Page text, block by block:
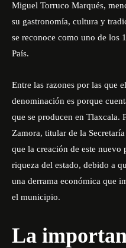
Miguel Torruco Marqués,
su gastronomía, cultura y
se reconoce como uno de los
País.
Entre las razones por las que
denominación es porque
que se producen en Tlaxcala.
Zamora, titular de la
que la creación de este
riqueza del estado, debido a
una derrama económica que
el municipio.
La